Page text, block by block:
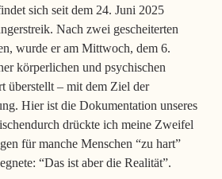
sich seit dem 24. Juni 2025
Nach zwei gescheiterten
wurde er am Mittwoch, dem 6.
körperlichen und psychischen
überstellt – mit dem Ziel der
Hier ist die Dokumentation unseres
drückte ich meine Zweifel
für manche Menschen “zu hart”
“Das ist aber die Realität”.